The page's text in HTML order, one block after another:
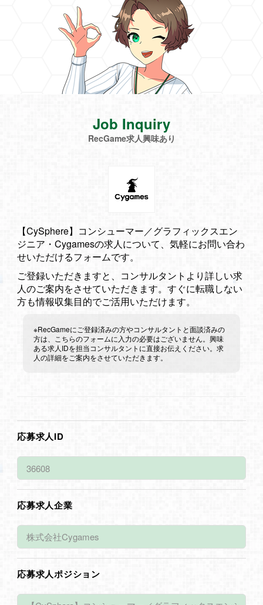
Job Inquiry
RecGame求人興味あり
【CySphere】コンシューマー／グラフィックスエン
ジニア・Cygamesの求人について、気軽にお問い合わ
せいただけるフォームです。
ご登録いただきますと、コンサルタントより詳しい求
人のご案内をさせていただきます。すぐに転職しない
方も情報収集目的でご活用いただけます。
※RecGameにご登録済みの方やコンサルタントと面談済みの
方は、こちらのフォームに入力の必要はございません。興味
ある求人IDを担当コンサルタントに直接お伝えください。求
人の詳細をご案内をさせていただきます。
応募求人ID
応募求人企業
応募求人ポジション